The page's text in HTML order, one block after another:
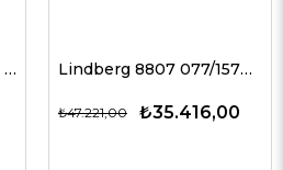
Lindberg 8215 K137PU9 / YEŞİL 47 G Unisex Güneş Gözlükleri Lindberg 8807 077/157BL GT/GT / YEŞİL 52-20 G Unisex Güneş Gözlükleri
₺35.416,00
₺47.221,00